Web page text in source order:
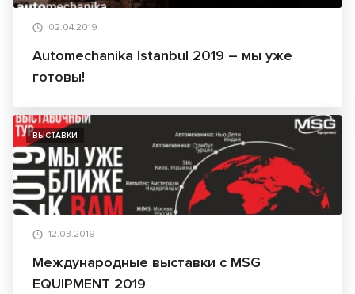
02.04.2019
Automechanika Istanbul 2019 – мы уже
готовы!
ВЫСТАВКИ
12.03.2019
Международные выставки с MSG
EQUIPMENT 2019